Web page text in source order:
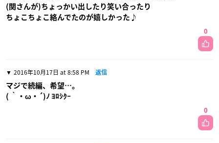
(関さんが)ちょっかい出したり笑い合ったり
ちょこちょこ絡んでたのが嬉しかった♪
0
2016年10月17日 at 8:58 PM 返信
マジで続編、希望…。
( ｀・ω・´)ﾉ ﾖﾛｼｸｰ
0